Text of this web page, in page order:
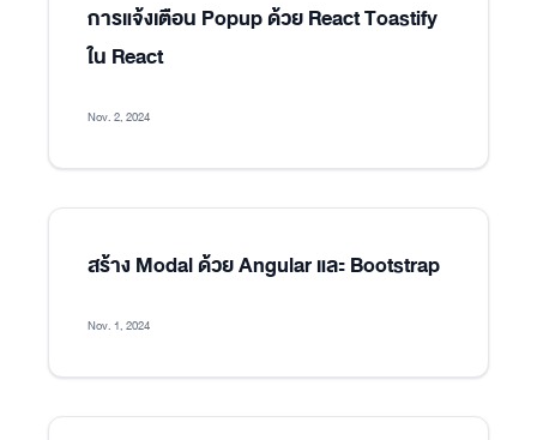
การแจ้งเตือน Popup ด้วย React Toastify
ใน React
Nov. 2, 2024
สร้าง Modal ด้วย Angular และ Bootstrap
Nov. 1, 2024